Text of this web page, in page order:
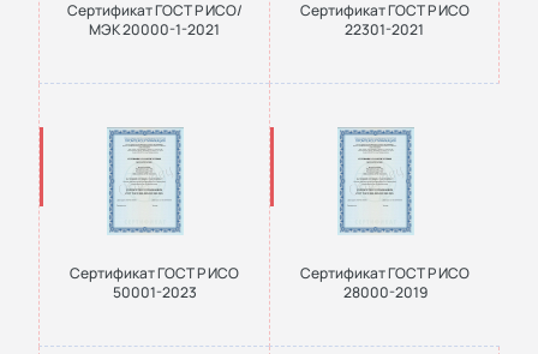
Сертификат ГОСТ Р ИСО/
МЭК 20000-1-2021
Сертификат ГОСТ Р ИСО
22301-2021
Сертификат ГОСТ Р ИСО
50001-2023
Сертификат ГОСТ Р ИСО
28000-2019